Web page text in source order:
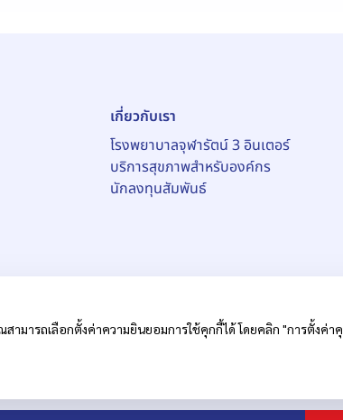
เกี่ยวกับเรา
โรงพยาบาลจุฬารัตน์ 3 อินเตอร์
บริการสุขภาพสำหรับองค์กร
นักลงทุนสัมพันธ์
มารถเลือกตั้งค่าความยินยอมการใช้คุกกี้ได้ โดยคลิก "การตั้งค่า